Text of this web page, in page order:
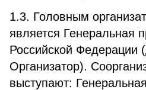
1.3. Головным
является Генеральная
Российской Федерации
Организатор).
выступают: